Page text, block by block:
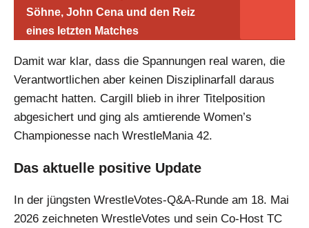
Söhne, John Cena und den Reiz
eines letzten Matches
Damit war klar, dass die Spannungen real waren, die
Verantwortlichen aber keinen Disziplinarfall daraus
gemacht hatten. Cargill blieb in ihrer Titelposition
abgesichert und ging als amtierende Women’s
Championesse nach WrestleMania 42.
Das aktuelle positive Update
In der jüngsten WrestleVotes-Q&A-Runde am 18. Mai
2026 zeichneten WrestleVotes und sein Co-Host TC